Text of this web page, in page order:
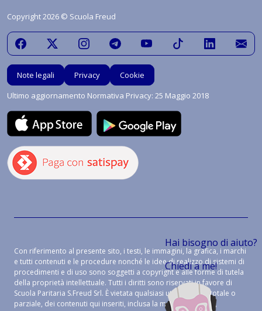
Hai bisogno di aiuto?
Chiedi a me!
Copyright 2026 © Scuola Freud
Note legali Privacy
Cookie
Ultimo aggiornamento Normativa Privacy: 25 Maggio 2018
Con riferimento al presente sito, i testi, le immagini, la grafica, i marchi
e tutti contenuti e le procedure nonché le idee di realizzo di sistemi di
procedimenti e di uso sono soggetti a copyright e alle forme di tutela
della proprietà intellettuale. Tutti i diritti sono riservati in favore di
Scuola Paritaria S.Freud Srl. È vietata qualsiasi utilizzazione, totale o
parziale, dei contenuti qui inseriti, inclusa la memorizzazione,